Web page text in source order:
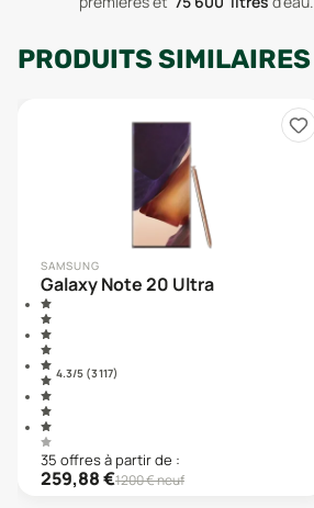
PRODUITS SIMILAIRES
SAMSUNG
Galaxy Note 20 Ultra
4.3/5 (3 117)
35 offresà partir de :
259,88€1200€ neuf